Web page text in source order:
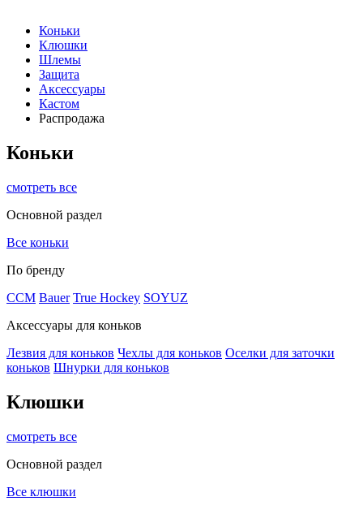
Коньки
Клюшки
Шлемы
Защита
Аксессуары
Кастом
Распродажа
Коньки
смотреть все
Основной раздел
Все коньки
По бренду
ССМ Bauer True Hockey SOYUZ
Аксессуары для коньков
Лезвия для коньков Чехлы для коньков Оселки для заточки
коньков Шнурки для коньков
Клюшки
смотреть все
Основной раздел
Все клюшки